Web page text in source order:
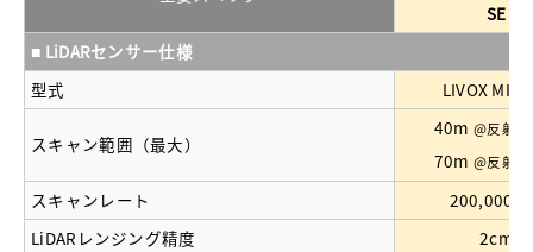
SE
■ LiDARセンサー仕様
型式
LIVOX
スキャン範囲（最大）
40m@反射
70m@反射
スキャンレート
200,000
LiDARレンジング精度
2cm